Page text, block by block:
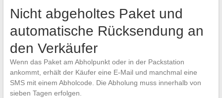
Nicht abgeholtes Paket und
automatische Rücksendung an
den Verkäufer
Wenn das Paket am Abholpunkt oder in der Packstation
ankommt, erhält der Käufer eine E-Mail und manchmal eine
SMS mit einem Abholcode. Die Abholung muss innerhalb von
sieben Tagen erfolgen.